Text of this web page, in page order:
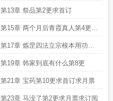
第13章 祭品第2更求首订
第15章 两个月后青霞真人第4更求
首订
第17章 炼罡四法立宗根本用功巨
万体系成型第6更求首订
第19章 韩家到底有什么第8更
第21章 宝药第10更求首订求月票
第23章 马没了第2更求月票求订阅